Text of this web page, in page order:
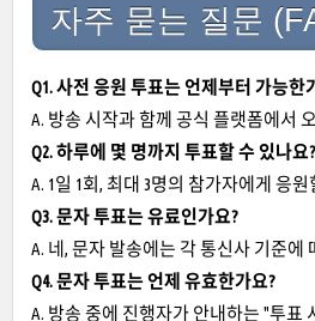
자주 묻는 질문
Q1. 사전 응원 투표는 언제부터 가능한
A. 방송 시작과 함께 공식 플랫폼에서
Q2. 하루에 몇 명까지 투표할 수 있나요?
A. 1일 1회, 최대 3명의 참가자에게 응
Q3. 문자 투표는 유료인가요?
A. 네, 문자 발송에는 각 통신사 기준에
Q4. 문자 투표는 언제 유효한가요?
A. 방송 중에 진행자가 안내하는 "투표